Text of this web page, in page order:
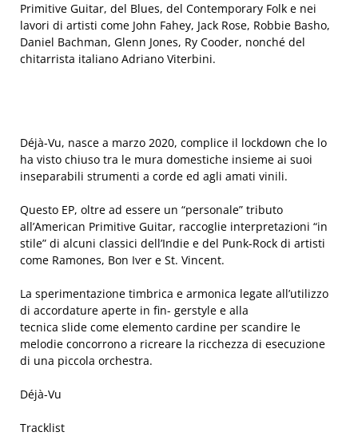
Primitive Guitar, del Blues, del Contemporary Folk e nei
lavori di artisti come John Fahey, Jack Rose, Robbie Basho,
Daniel Bachman, Glenn Jones, Ry Cooder, nonché del
chitarrista italiano Adriano Viterbini.
Déjà-Vu, nasce a marzo 2020, complice il lockdown che lo
ha visto chiuso tra le mura domestiche insieme ai suoi
inseparabili strumenti a corde ed agli amati vinili.
Questo EP, oltre ad essere un “personale” tributo
all’American Primitive Guitar, raccoglie interpretazioni “in
stile” di alcuni classici dell’Indie e del Punk-Rock di artisti
come Ramones, Bon Iver e St. Vincent.
La sperimentazione timbrica e armonica legate all’utilizzo
di accordature aperte in fin- gerstyle e alla
tecnica slide come elemento cardine per scandire le
melodie concorrono a ricreare la ricchezza di esecuzione
di una piccola orchestra.
Déjà-Vu
Tracklist